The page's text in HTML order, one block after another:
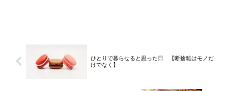
ひとりで暮らせると思った日 【断捨離はモノだ
けでなく】